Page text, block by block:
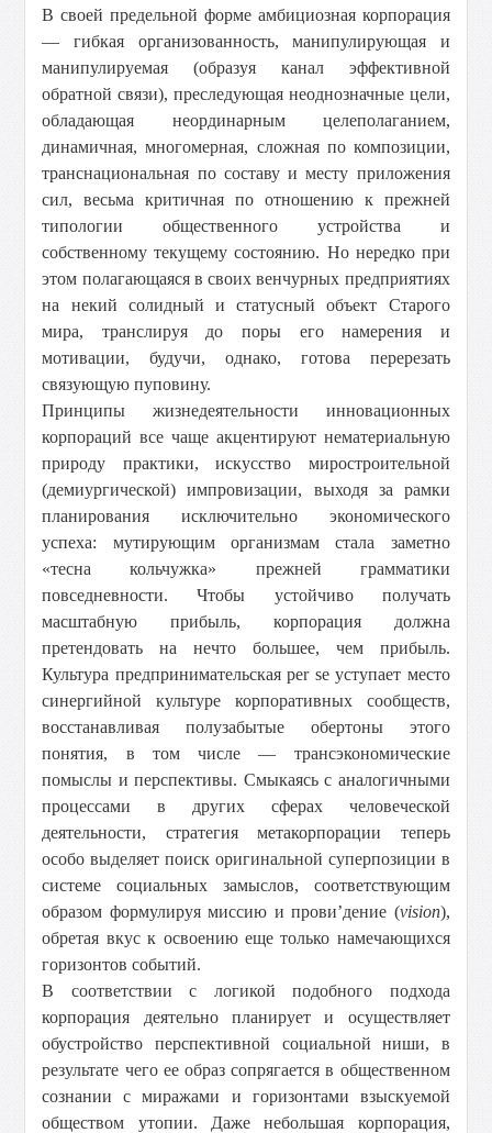
В своей предельной форме амбициозная корпорация
— гибкая организованность, манипулирующая и
манипулируемая (образуя канал эффективной
обратной связи), преследующая неоднозначные цели,
обладающая неординарным целеполаганием,
динамичная, многомерная, сложная по композиции,
транснациональная по составу и месту приложения
сил, весьма критичная по отношению к прежней
типологии общественного устройства и
собственному текущему состоянию. Но нередко при
этом полагающаяся в своих венчурных предприятиях
на некий солидный и статусный объект Старого
мира, транслируя до поры его намерения и
мотивации, будучи, однако, готова перерезать
связующую пуповину.
Принципы жизнедеятельности инновационных
корпораций все чаще акцентируют нематериальную
природу практики, искусство миростроительной
(демиургической) импровизации, выходя за рамки
планирования исключительно экономического
успеха: мутирующим организмам стала заметно
«тесна кольчужка» прежней грамматики
повседневности. Чтобы устойчиво получать
масштабную прибыль, корпорация должна
претендовать на нечто большее, чем прибыль.
Культура предпринимательская per se уступает место
синергийной культуре корпоративных сообществ,
восстанавливая полузабытые обертоны этого
понятия, в том числе — трансэкономические
помыслы и перспективы. Смыкаясь с аналогичными
процессами в других сферах человеческой
деятельности, стратегия метакорпорации теперь
особо выделяет поиск оригинальной суперпозиции в
системе социальных замыслов, соответствующим
образом формулируя миссию и прови’дение (vision),
обретая вкус к освоению еще только намечающихся
горизонтов событий.
В соответствии с логикой подобного подхода
корпорация деятельно планирует и осуществляет
обустройство перспективной социальной ниши, в
результате чего ее образ сопрягается в общественном
сознании с миражами и горизонтами взыскуемой
обществом утопии. Даже небольшая корпорация,